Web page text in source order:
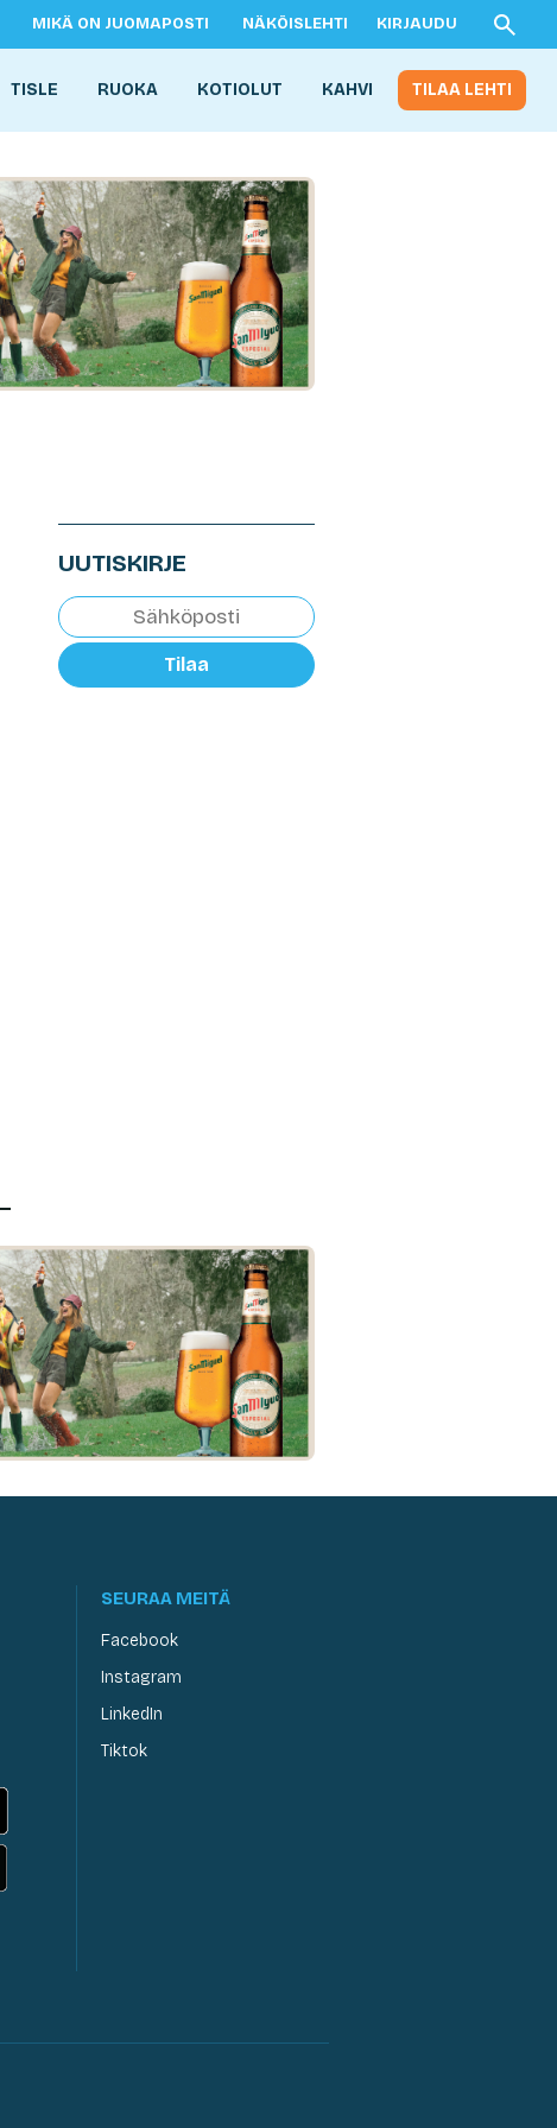
MIKÄ ON JUOMAPOSTI NÄKÖISLEHTI KIRJAUDU
TISLE RUOKA KOTIOLUT KAHVI TILAA LEHTI
UUTISKIRJE
Tilaa
SEURAA MEITÄ
Facebook
Instagram
LinkedIn
Tiktok